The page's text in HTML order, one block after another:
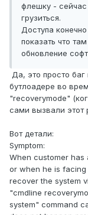
флешку - сейчас
грузиться.
Доступа
показать что
обновление
Да, это просто баг
бутлоадере во
"recoverymode"
сами вызвали этот
Вот детали:
Symptom:
When customer has
or when he is
recover the system
"cmdline
system" command